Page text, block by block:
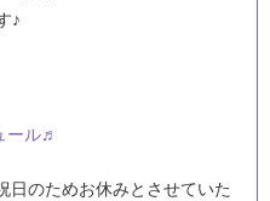
♪
ール♬
日のためお休みとさせていた